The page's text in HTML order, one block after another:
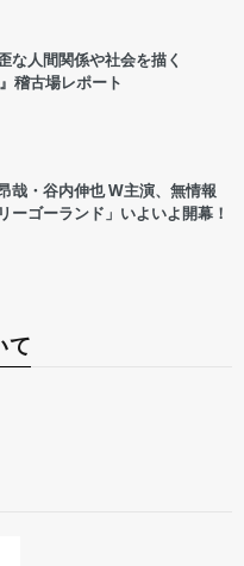
な人間関係や社会を描く
稽古場レポート
哉・谷内伸也 W主演、無情報
ーゴーランド」いよいよ開幕！
て